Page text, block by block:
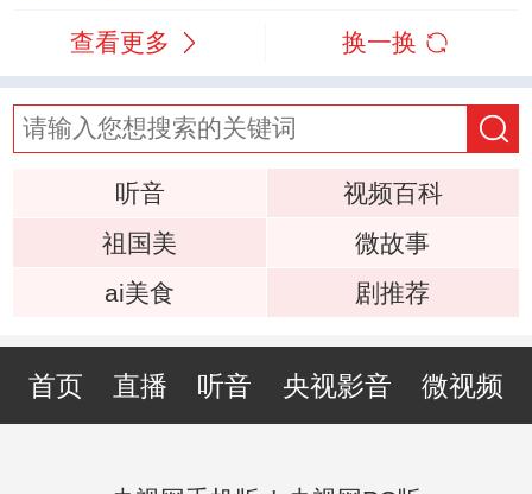
查看更多 换一换
听音
视频百科
祖国美
微故事
ai美食
剧推荐
首页 直播 听音 央视影音 微视频